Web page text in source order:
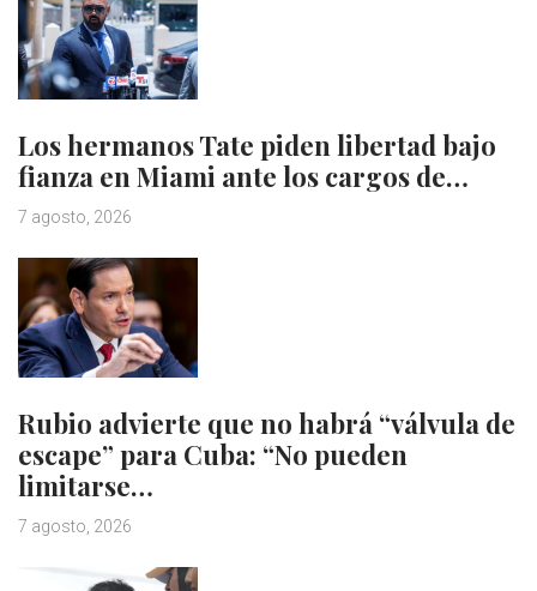
Los hermanos Tate piden libertad bajo
fianza en Miami ante los cargos de…
7 agosto, 2026
Rubio advierte que no habrá “válvula de
escape” para Cuba: “No pueden
limitarse…
7 agosto, 2026